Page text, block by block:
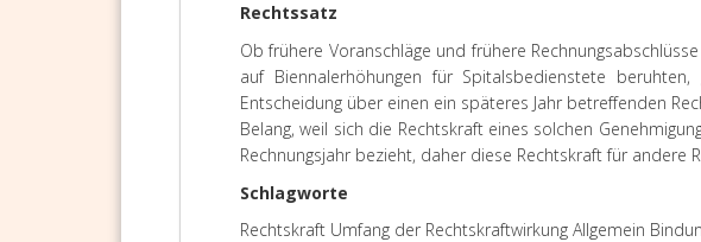
Rechtssatz
Ob frühere Voranschläge und frühere
auf Biennalerhöhungen für Spitalsbedienstete
Entscheidung über einen ein späteres Jahr betreffenden
Belang, weil sich die Rechtskraft eines solchen
Rechnungsjahr bezieht, daher diese Rechtskraft für andere
Schlagworte
Rechtskraft Umfang der Rechtskraftwirkung Allgemein